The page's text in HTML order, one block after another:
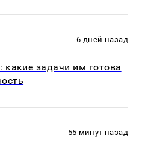
6 дней назад
какие задачи им готова
55 минут назад